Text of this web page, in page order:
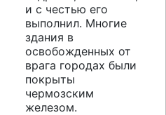
и с честью его
выполнил. Многие
здания в
освобожденных от
врага городах были
покрыты
чермозским
железом.